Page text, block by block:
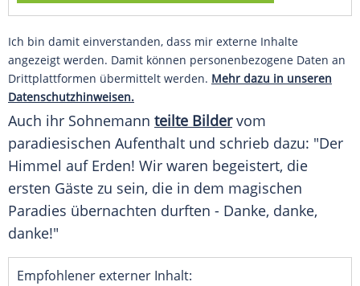
Ich bin damit einverstanden, dass mir externe Inhalte
angezeigt werden. Damit können personenbezogene Daten an
Drittplattformen übermittelt werden. Mehr dazu in unseren
Datenschutzhinweisen.
Auch ihr Sohnemann teilte Bildervom
paradiesischen Aufenthalt und schrieb dazu: "Der
Himmel auf Erden! Wir waren begeistert, die
ersten Gäste zu sein, die in dem magischen
Paradies übernachten durften - Danke, danke,
danke!"
Empfohlener externer Inhalt: